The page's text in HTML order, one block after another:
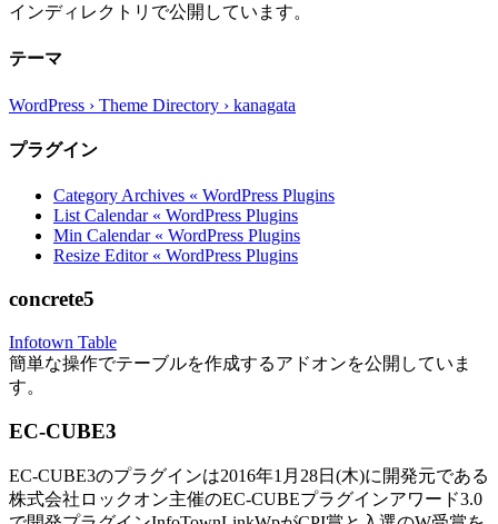
インディレクトリで公開しています。
テーマ
WordPress › Theme Directory › kanagata
プラグイン
Category Archives « WordPress Plugins
List Calendar « WordPress Plugins
Min Calendar « WordPress Plugins
Resize Editor « WordPress Plugins
concrete5
Infotown Table
簡単な操作でテーブルを作成するアドオンを公開していま
す。
EC-CUBE3
EC-CUBE3のプラグインは2016年1月28日(木)に開発元である
株式会社ロックオン主催のEC-CUBEプラグインアワード3.0